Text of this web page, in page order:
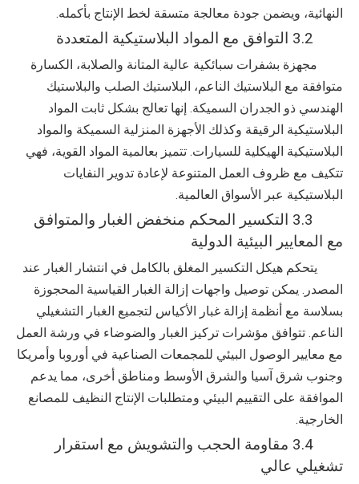
النهائية، ويضمن جودة معالجة متسقة لخط الإنتاج بأكمله.
3.2 التوافق مع المواد البلاستيكية المتعددة
مجهزة بشفرات سبائكية عالية المتانة والصلابة، الكسارة
متوافقة مع البلاستيك الناعم، البلاستيك الصلب والبلاستيك
الهندسي ذو الجدران السميكة. إنها تعالج بشكل ثابت المواد
البلاستيكية الرقيقة وكذلك الأجهزة المنزلية السميكة والمواد
البلاستيكية الهيكلية للسيارات. تتميز بعالمية المواد القوية، فهي
تتكيف مع ظروف العمل المتنوعة لإعادة تدوير النفايات
البلاستيكية عبر الأسواق العالمية.
3.3 التكسير المحكم منخفض الغبار والمتوافق
مع المعايير البيئية الدولية
يتحكم هيكل التكسير المغلق بالكامل في انتشار الغبار عند
المصدر. يمكن توصيل واجهات إزالة الغبار القياسية المحجوزة
بسلاسة مع أنظمة إزالة غبار الأكياس لتجميع الغبار التشغيلي
الناعم. تتوافق مؤشرات تركيز الغبار والضوضاء في ورشة العمل
مع معايير الوصول البيئي للمجمعات الصناعية في أوروبا وأمريكا
وجنوب شرق آسيا والشرق الأوسط ومناطق أخرى، مما يدعم
الموافقة على التقييم البيئي ومتطلبات الإنتاج النظيف للمصانع
الخارجية.
3.4 مقاومة الحجب والتشويش مع استقرار
تشغيلي عالي